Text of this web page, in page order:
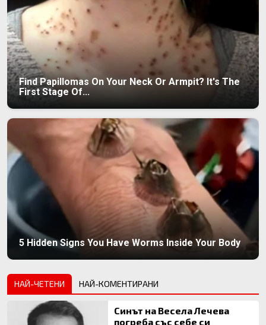
Find Papillomas On Your Neck Or Armpit? It's The
First Stage Of...
5 Hidden Signs You Have Worms Inside Your Body
НАЙ-ЧЕТЕНИ НАЙ-КОМЕНТИРАНИ
Синът на Весела Лечева
погреба със себе си